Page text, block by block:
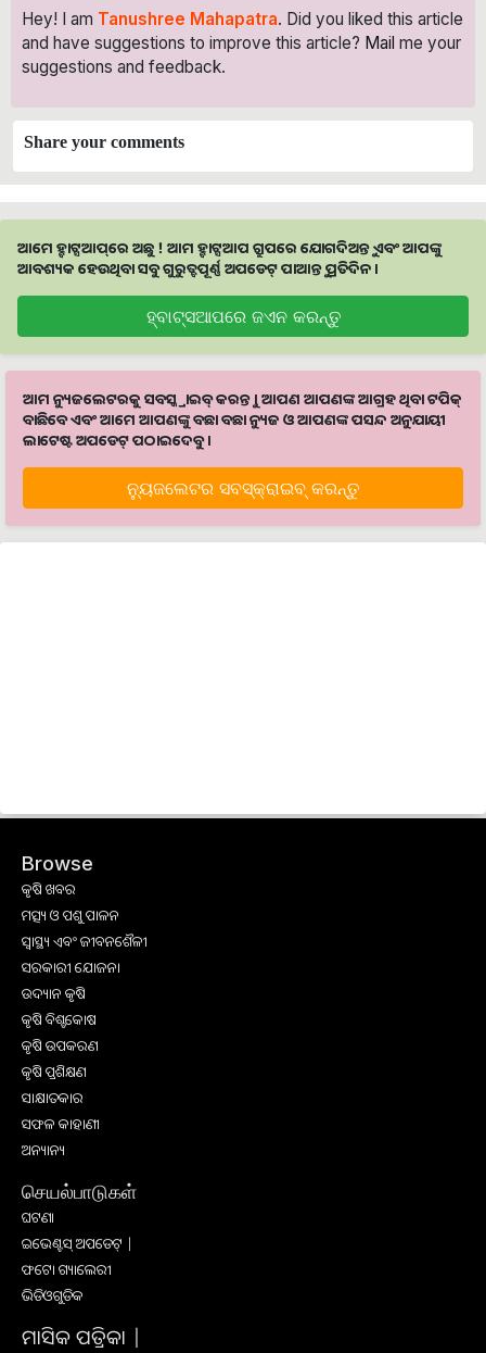
Hey! I am Tanushree Mahapatra. Did you liked this article
and have suggestions to improve this article? Mail me your
suggestions and feedback.
Share your comments
ଆମେ ହ୍ବାଟ୍ସଆପ୍‌ରେ ଅଛୁ ! ଆମ ହ୍ବାଟ୍ସଆପ ଗ୍ରୁପରେ ଯୋଗଦିଅନ୍ତୁ ଏବଂ ଆପଙ୍କୁ
ଆବଶ୍ୟକ ହେଉଥିବା ସବୁ ଗୁରୁତ୍ବପୂର୍ଣ୍ଣ ଅପଡେଟ୍‌ ପାଆନ୍ତୁ ପ୍ରତିଦିନ ।
ହ୍ବାଟ୍ସଆପରେ ଜଏନ କରନ୍ତୁ
ଆମ ନ୍ୟୁଜଲେଟରକୁ ସବସ୍କ୍ରାଇବ୍ କରନ୍ତୁ । ଆପଣ ଆପଣଙ୍କ ଆଗ୍ରହ ଥିବା ଟପିକ୍‌
ବାଛିବେ ଏବଂ ଆମେ ଆପଣଙ୍କୁ ବଛା ବଛା ନ୍ୟୁଜ ଓ ଆପଣଙ୍କ ପସନ୍ଦ ଅନୁଯାୟୀ
ଲାଟେଷ୍ଟ ଅପଡେଟ୍‌ ପଠାଇଦେବୁ ।
ନ୍ୟୁଜଲେଟର ସବସ୍କ୍ରାଇବ୍‌ କରନ୍ତୁ
Browse
କୃଷି ଖବର
ମତ୍ସ୍ୟ ଓ ପଶୁ ପାଳନ
ସ୍ୱାସ୍ଥ୍ୟ ଏବଂ ଜୀବନଶୈଳୀ
ସରକାରୀ ଯୋଜନା
ଉଦ୍ୟାନ କୃଷି
କୃଷି ବିଶ୍ବକୋଷ
କୃଷି ଉପକରଣ
କୃଷି ପ୍ରଶିକ୍ଷଣ
ସାକ୍ଷାତକାର
ସଫଳ କାହାଣୀ
ଅନ୍ୟାନ୍ୟ
செயல்பாடுகள்
ଘଟଣା
ଇଭେଣ୍ଟସ୍ ଅପଡେଟ୍ |
ଫଟୋ ଗ୍ୟାଲେରୀ
ଭିଡିଓଗୁଡିକ
ମାସିକ ପତ୍ରିକା |